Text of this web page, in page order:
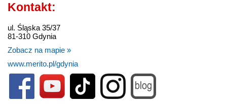
Kontakt:
ul. Śląska 35/37
81-310 Gdynia
Zobacz na mapie »
www.merito.pl/gdynia